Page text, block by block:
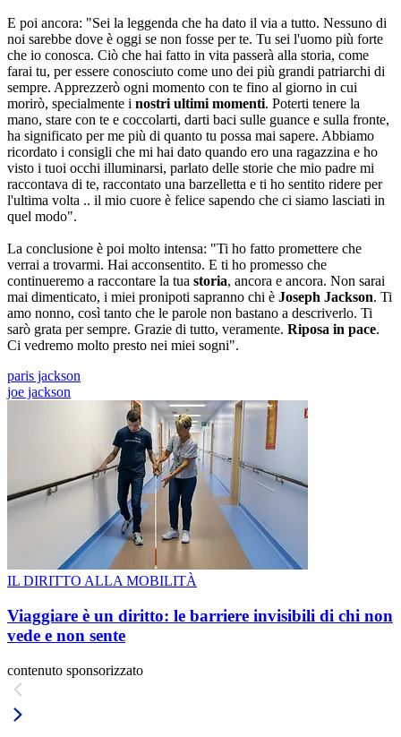
E poi ancora: "Sei la leggenda che ha dato il via a tutto. Nessuno di
noi sarebbe dove è oggi se non fosse per te. Tu sei l'uomo più forte
che io conosca. Ciò che hai fatto in vita passerà alla storia, come
farai tu, per essere conosciuto come uno dei più grandi patriarchi di
sempre. Apprezzerò ogni momento con te fino al giorno in cui
morirò, specialmente i nostri ultimi momenti. Poterti tenere la
mano, stare con te e coccolarti, darti baci sulle guance e sulla fronte,
ha significato per me più di quanto tu possa mai sapere. Abbiamo
ricordato i consigli che mi hai dato quando ero una ragazzina e ho
visto i tuoi occhi illuminarsi, parlato delle storie che mio padre mi
raccontava di te, raccontato una barzelletta e ti ho sentito ridere per
l'ultima volta .. il mio cuore è felice sapendo che ci siamo lasciati in
quel modo".
La conclusione è poi molto intensa: "Ti ho fatto promettere che
verrai a trovarmi. Hai acconsentito. E ti ho promesso che
continueremo a raccontare la tua storia, ancora e ancora. Non sarai
mai dimenticato, i miei pronipoti sapranno chi è Joseph Jackson. Ti
amo nonno, così tanto che le parole non bastano a descriverlo. Ti
sarò grata per sempre. Grazie di tutto, veramente. Riposa in pace.
Ci vedremo molto presto nei miei sogni".
paris jackson
joe jackson
IL DIRITTO ALLA MOBILITÀ
Viaggiare è un diritto: le barriere invisibili di chi non
vede e non sente
contenuto sponsorizzato